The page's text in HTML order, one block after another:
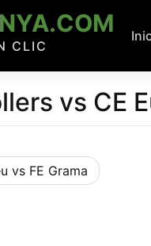
CLIC
vs CE
vs FE Grama